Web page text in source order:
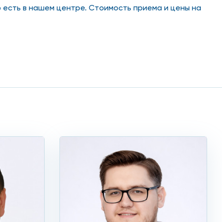
есть в нашем центре. Стоимость приема и цены на
система. Патологии являются следствием